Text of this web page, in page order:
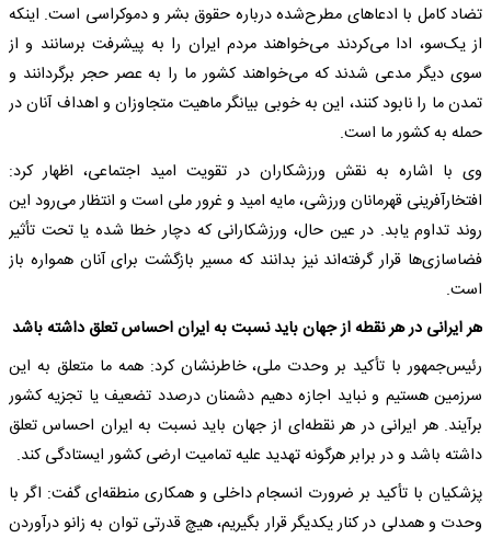
تضاد کامل با ادعاهای مطرح‌شده درباره حقوق بشر و دموکراسی است. اینکه
از یک‌سو، ادا می‌کردند می‌خواهند مردم ایران را به پیشرفت برسانند و از
سوی دیگر مدعی شدند که می‌خواهند کشور ما را به عصر حجر برگردانند و
تمدن ما را نابود کنند، این به خوبی بیانگر ماهیت متجاوزان و اهداف آنان در
حمله به کشور ما است.
وی با اشاره به نقش ورزشکاران در تقویت امید اجتماعی، اظهار کرد:
افتخارآفرینی قهرمانان ورزشی، مایه امید و غرور ملی است و انتظار می‌رود این
روند تداوم یابد. در عین حال، ورزشکارانی که دچار خطا شده یا تحت تأثیر
فضاسازی‌ها قرار گرفته‌اند نیز بدانند که مسیر بازگشت برای آنان همواره باز
است.
هر ایرانی در هر نقطه از جهان باید نسبت به ایران احساس تعلق داشته باشد
رئیس‌جمهور با تأکید بر وحدت ملی، خاطرنشان کرد: همه ما متعلق به این
سرزمین هستیم و نباید اجازه دهیم دشمنان درصدد تضعیف یا تجزیه کشور
برآیند. هر ایرانی در هر نقطه‌ای از جهان باید نسبت به ایران احساس تعلق
داشته باشد و در برابر هرگونه تهدید علیه تمامیت ارضی کشور ایستادگی کند.
پزشکیان با تأکید بر ضرورت انسجام داخلی و همکاری منطقه‌ای گفت: اگر با
وحدت و همدلی در کنار یکدیگر قرار بگیریم، هیچ قدرتی توان به زانو درآوردن